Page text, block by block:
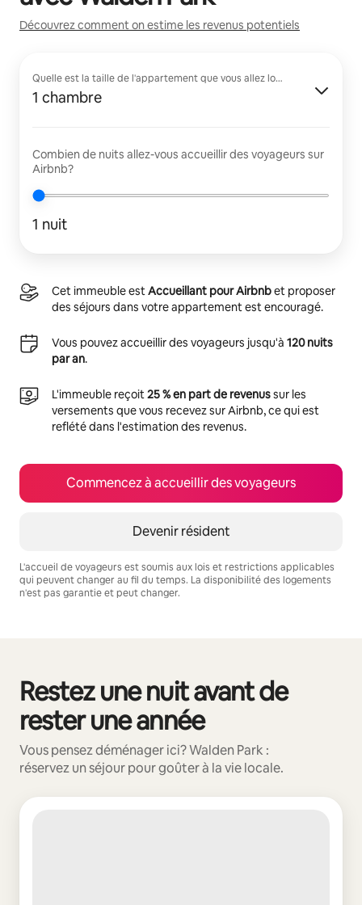
Découvrez comment on estime les revenus potentiels
Quelle est la taille de l'appartement que vous allez louer?
1 chambre
Combien de nuits allez-vous accueillir des voyageurs sur
Airbnb?
1 nuit
Cet immeuble estAccueillant pour Airbnbet proposer
des séjours dans votre appartement est encouragé.
Vous pouvez accueillir des voyageurs jusqu'à 120 nuits
par an.
L'immeuble reçoit25 % en part de revenussur les
versements que vous recevez sur Airbnb, ce qui est
reflété dans l'estimation des revenus.
Commencez à accueillir des voyageurs
Devenir résident
L'accueil de voyageurs est soumis aux lois et restrictions applicables
qui peuvent changer au fil du temps. La disponibilité des logements
n'est pas garantie et peut changer.
Restez une nuit avant de
rester une année
Vous pensez déménager ici? Walden Park :
réservez un séjour pour goûter à la vie locale.
0 article sur 0 est affiché.